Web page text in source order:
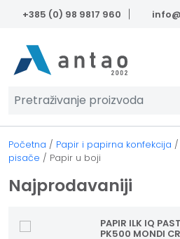
Skip to main content
+385 (0) 98 9817 960
Početna / Papir i papirna konfekcija /
pisače / Papir u boji
Najprodavaniji
PAPIR ILK IQ PASTEL
PK500 MONDI